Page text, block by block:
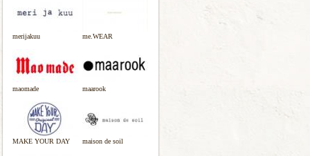
merijakuu me.WEAR
maomade maarook
MAKE YOUR DAY maison de soil